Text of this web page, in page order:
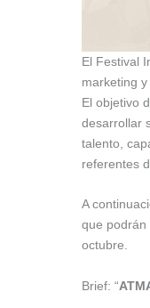
El Festival
marketing
El objetivo
desarrollar
talento,
referentes
A
que podrán
octubre.
Brief: “